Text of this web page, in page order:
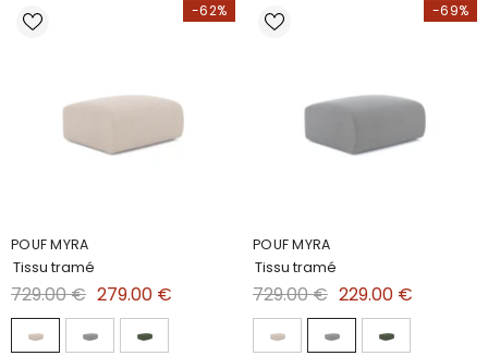
-62%
POUF MYRA
Tissu tramé
729.00 € 279.00 €
-69%
POUF MYRA
Tissu tramé
729.00 € 229.00 €